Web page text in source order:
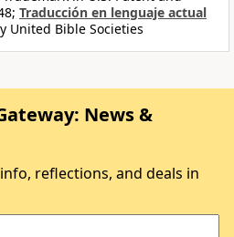
Traducción en lenguaje actual
United Bible Societies
News &
reflections, and deals in